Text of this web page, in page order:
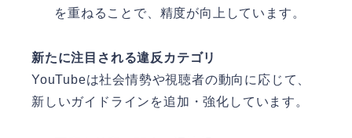
を重ねることで、精度が向上しています。
新たに注目される違反カテゴリ
YouTubeは社会情勢や視聴者の動向に応じて、
新しいガイドラインを追加・強化しています。